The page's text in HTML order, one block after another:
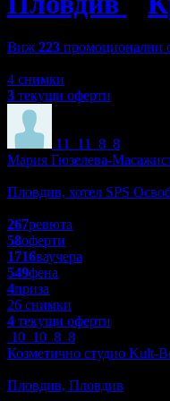
Виж 223 промоционални
4 снимки
3 текущи оферти
11 11 8 8
Мария Гюзелева-
Пловдив, хотел SPS
267ревюта
58оферти
1716ваучера
549фена
4приза
26 снимки
4 текущи оферти
10 10 8 8
Козметично студио Kult-
Пловдив, Пловдив